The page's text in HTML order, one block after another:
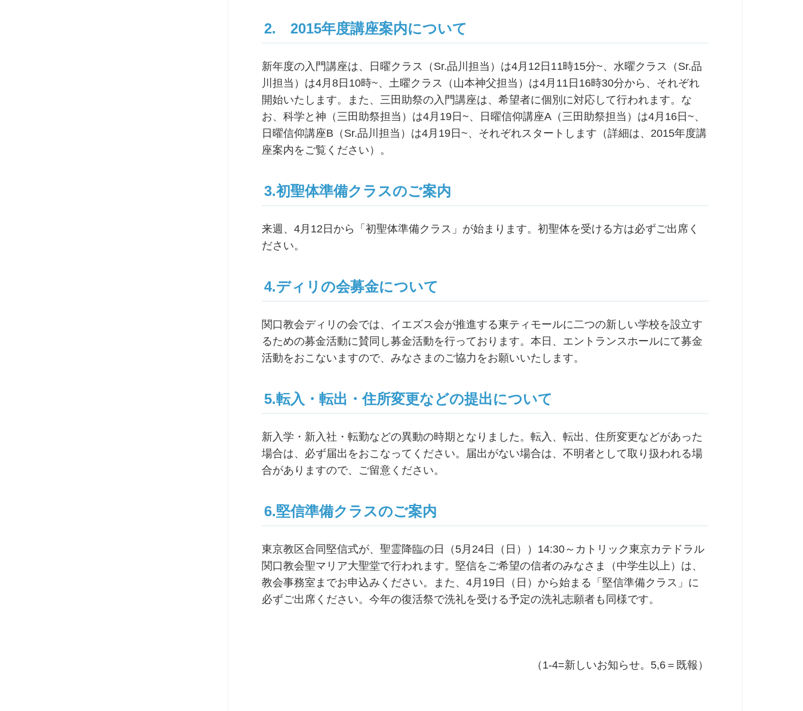
2. 2015年度講座案内について
新年度の入門講座は、日曜クラス（Sr.品川担当）は4月12日11時15分~、水曜クラス（Sr.品
川担当）は4月8日10時~、土曜クラス（山本神父担当）は4月11日16時30分から、それぞれ
開始いたします。また、三田助祭の入門講座は、希望者に個別に対応して行われます。な
お、科学と神（三田助祭担当）は4月19日~、日曜信仰講座A（三田助祭担当）は4月16日~、
日曜信仰講座B（Sr.品川担当）は4月19日~、それぞれスタートします（詳細は、2015年度講
座案内をご覧ください）。
3.初聖体準備クラスのご案内
来週、4月12日から「初聖体準備クラス」が始まります。初聖体を受ける方は必ずご出席く
ださい。
4.ディリの会募金について
関口教会ディリの会では、イエズス会が推進する東ティモールに二つの新しい学校を設立す
るための募金活動に賛同し募金活動を行っております。本日、エントランスホールにて募金
活動をおこないますので、みなさまのご協力をお願いいたします。
5.転入・転出・住所変更などの提出について
新入学・新入社・転勤などの異動の時期となりました。転入、転出、住所変更などがあった
場合は、必ず届出をおこなってください。届出がない場合は、不明者として取り扱われる場
合がありますので、ご留意ください。
6.堅信準備クラスのご案内
東京教区合同堅信式が、聖霊降臨の日（5月24日（日））14:30～カトリック東京カテドラル
関口教会聖マリア大聖堂で行われます。堅信をご希望の信者のみなさま（中学生以上）は、
教会事務室までお申込みください。また、4月19日（日）から始まる「堅信準備クラス」に
必ずご出席ください。今年の復活祭で洗礼を受ける予定の洗礼志願者も同様です。
（1-4=新しいお知らせ。5,6＝既報）